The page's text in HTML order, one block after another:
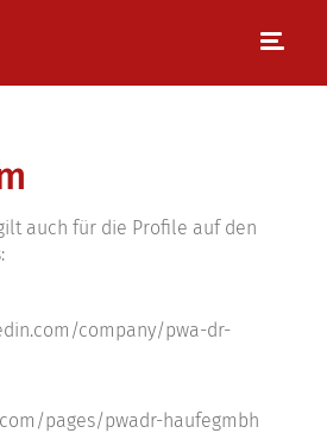
auch für die Profile auf den
company/pwa-dr-
pages/pwadr-haufegmbh